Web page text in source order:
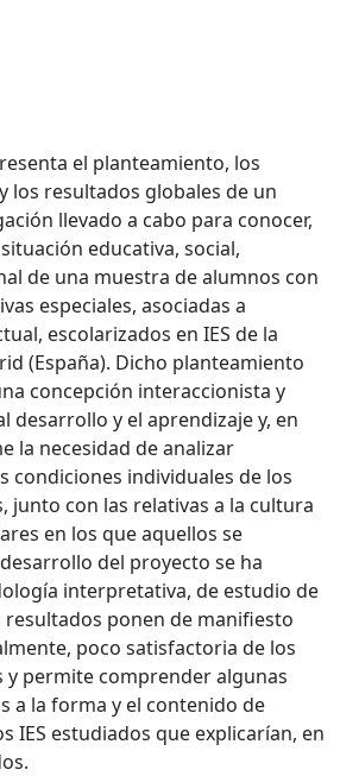
el planteamiento, los
los resultados globales de un
llevado a cabo para conocer,
educativa, social,
de una muestra de alumnos con
especiales, asociadas a
escolarizados en IES de la
(España). Dicho planteamiento
concepción interaccionista y
desarrollo y el aprendizaje y, en
la necesidad de analizar
condiciones individuales de los
junto con las relativas a la cultura
en los que aquellos se
del proyecto se ha
interpretativa, de estudio de
resultados ponen de manifiesto
poco satisfactoria de los
permite comprender algunas
a la forma y el contenido de
IES estudiados que explicarían, en